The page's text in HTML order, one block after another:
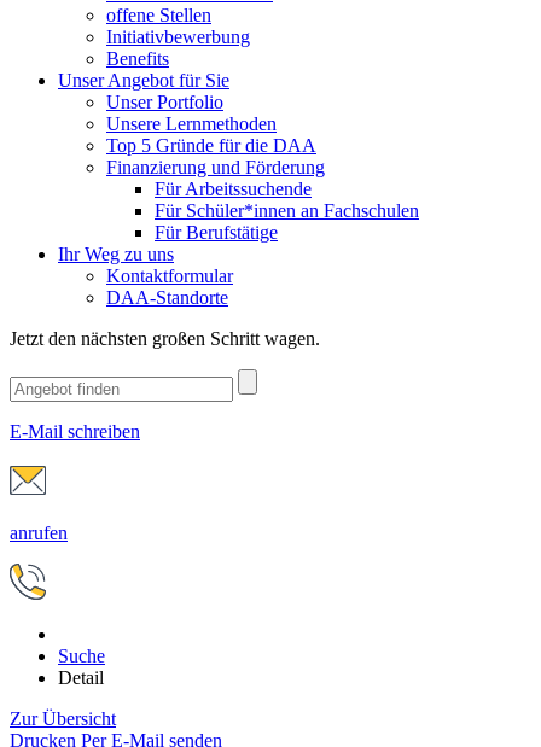
offene Stellen
Initiativbewerbung
Benefits
Unser Angebot für Sie
Unser Portfolio
Unsere Lernmethoden
Top 5 Gründe für die DAA
Finanzierung und Förderung
Für Arbeitssuchende
Für Schüler*innen an Fachschulen
Für Berufstätige
Ihr Weg zu uns
Kontaktformular
DAA-Standorte
Jetzt den nächsten großen Schritt wagen.
E-Mail schreiben
anrufen
Suche
Detail
Zur Übersicht
Drucken Per E-Mail senden